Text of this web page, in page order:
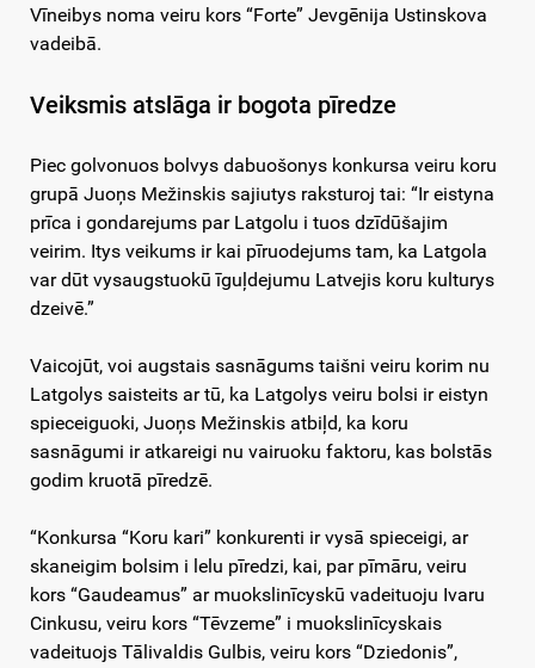
Vīneibys noma veiru kors “Forte” Jevgēnija Ustinskova
vadeibā.
Veiksmis atslāga ir bogota pīredze
Piec golvonuos bolvys dabuošonys konkursa veiru koru
grupā Juoņs Mežinskis sajiutys raksturoj tai: “Ir eistyna
prīca i gondarejums par Latgolu i tuos dzīdūšajim
veirim. Itys veikums ir kai pīruodejums tam, ka Latgola
var dūt vysaugstuokū īguļdejumu Latvejis koru kulturys
dzeivē.”
Vaicojūt, voi augstais sasnāgums taišni veiru korim nu
Latgolys saisteits ar tū, ka Latgolys veiru bolsi ir eistyn
spieceiguoki, Juoņs Mežinskis atbiļd, ka koru
sasnāgumi ir atkareigi nu vairuoku faktoru, kas bolstās
godim kruotā pīredzē.
“Konkursa “Koru kari” konkurenti ir vysā spieceigi, ar
skaneigim bolsim i lelu pīredzi, kai, par pīmāru, veiru
kors “Gaudeamus” ar muokslinīcyskū vadeituoju Ivaru
Cinkusu, veiru kors “Tēvzeme” i muokslinīcyskais
vadeituojs Tālivaldis Gulbis, veiru kors “Dziedonis”,